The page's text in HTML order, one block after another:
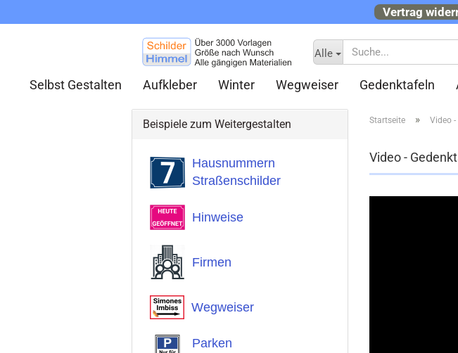
Vertrag
Alle
Selbst Gestalten Aufkleber Winter Wegweiser Gedenktafeln
Startseite » Video -
Video -
Beispiele zum Weitergestalten
Hausnummern
Straßenschilder
Hinweise
Firmen
Wegweiser
Parken